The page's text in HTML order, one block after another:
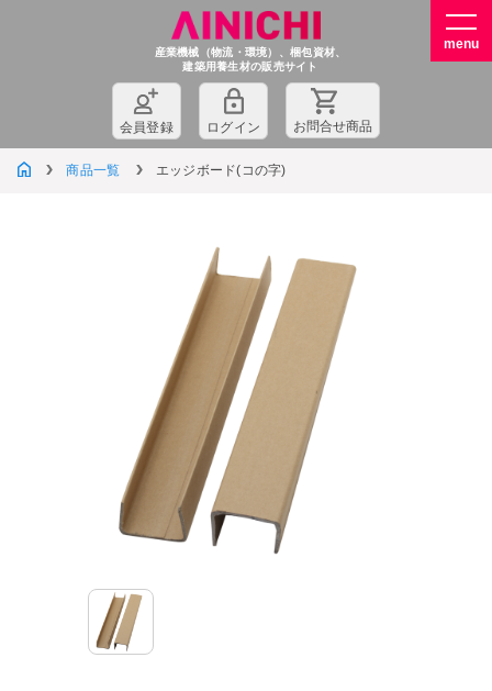
産業機械（物流・環境）、梱包資材、
建築用養生材の販売サイト
会員登録 ログイン お問合せ商品
商品一覧 エッジボード(コの字)